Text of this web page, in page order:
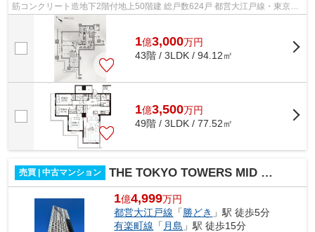
筋コンクリート造地下2階付地上50階建 総戸数624戸 都営大江戸線・東京メ
1億3,000万円
43階 / 3LDK / 94.12㎡
1億3,500万円
49階 / 3LDK / 77.52㎡
売買 | 中古マンション THE TOKYO TOWERS MID TOWER
1億4,999万円
都営大江戸線 「 勝どき 」駅 徒歩5分
有楽町線 「 月島 」駅 徒歩15分